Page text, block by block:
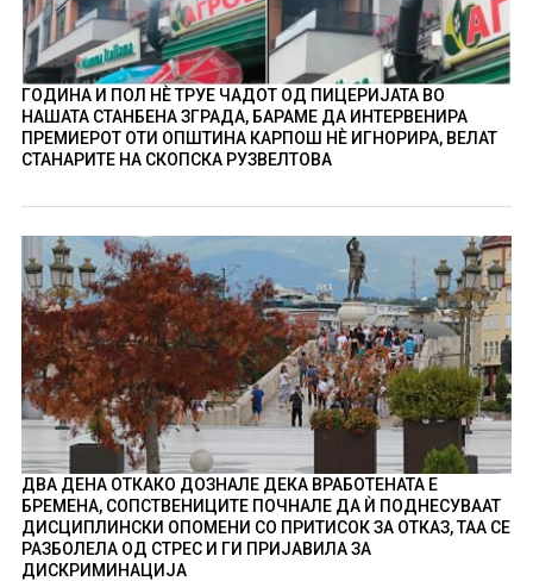
ГОДИНА И ПОЛ НÈ ТРУЕ ЧАДОТ ОД ПИЦЕРИЈАТА ВО
НАШАТА СТАНБЕНА ЗГРАДА, БАРАМЕ ДА ИНТЕРВЕНИРА
ПРЕМИЕРОТ ОТИ ОПШТИНА КАРПОШ НÈ ИГНОРИРА, ВЕЛАТ
СТАНАРИТЕ НА СКОПСКА РУЗВЕЛТОВА
ДВА ДЕНА ОТКАКО ДОЗНАЛЕ ДЕКА ВРАБОТЕНАТА Е
БРЕМЕНА, СОПСТВЕНИЦИТЕ ПОЧНАЛЕ ДА Ѝ ПОДНЕСУВААТ
ДИСЦИПЛИНСКИ ОПОМЕНИ СО ПРИТИСОК ЗА ОТКАЗ, ТАА СЕ
РАЗБОЛЕЛА ОД СТРЕС И ГИ ПРИЈАВИЛА ЗА
ДИСКРИМИНАЦИЈА